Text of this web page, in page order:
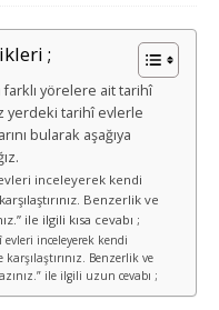
;
farklı yörelere ait tarihî
yerdeki tarihî evlerle
bularak aşağıya
inceleyerek kendi
Benzerlik ve
ile ilgili kısa cevabı ;
evleri inceleyerek kendi
Benzerlik ve
ile ilgili uzun cevabı ;